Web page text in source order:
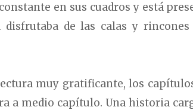
en sus cuadros y está
disfrutaba de las calas y rincones
muy gratificante, los
a medio capítulo. Una historia